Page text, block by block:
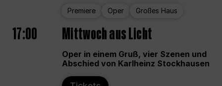
Premiere Oper Großes Haus
17:00 Mittwoch aus Licht
Oper in einem Gruß, vier Szenen und
Abschied von Karlheinz Stockhausen